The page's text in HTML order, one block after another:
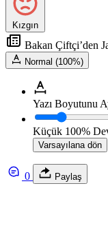
Kızgın
Bakan Çiftçi’den
Normal (100%)
Yazı Boyutunu
Küçük 100%
Varsayılana dön
0 Paylaş